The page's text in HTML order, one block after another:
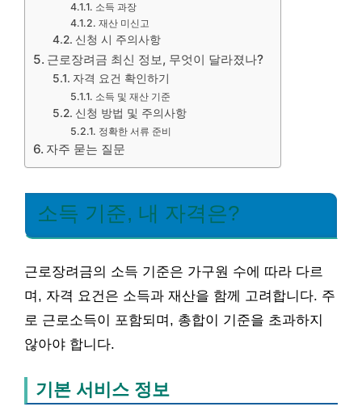
소득 과장
재산 미신고
신청 시 주의사항
근로장려금 최신 정보, 무엇이 달라졌나?
자격 요건 확인하기
소득 및 재산 기준
신청 방법 및 주의사항
정확한 서류 준비
자주 묻는 질문
소득 기준, 내 자격은?
근로장려금의 소득 기준은 가구원 수에 따라 다르
며, 자격 요건은 소득과 재산을 함께 고려합니다. 주
로 근로소득이 포함되며, 총합이 기준을 초과하지
않아야 합니다.
기본 서비스 정보